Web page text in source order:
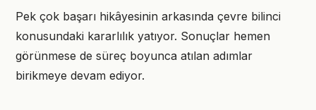
Pek çok başarı hikâyesinin arkasında çevre bilinci
konusundaki kararlılık yatıyor. Sonuçlar hemen
görünmese de süreç boyunca atılan adımlar
birikmeye devam ediyor.